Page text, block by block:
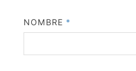
NOMBRE *